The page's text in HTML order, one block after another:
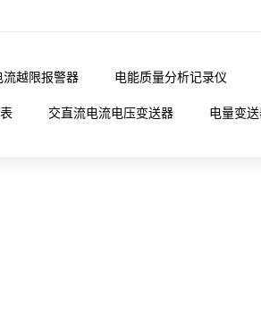
流越限报警器 电能质量分析记录仪
交直流电流电压变送器 电量变